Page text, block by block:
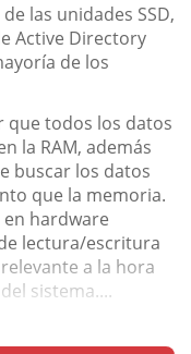
las unidades SSD,
Active Directory
de los
que todos los datos
la RAM, además
buscar los datos
que la memoria.
hardware
lectura/escritura
a la hora
sistema....